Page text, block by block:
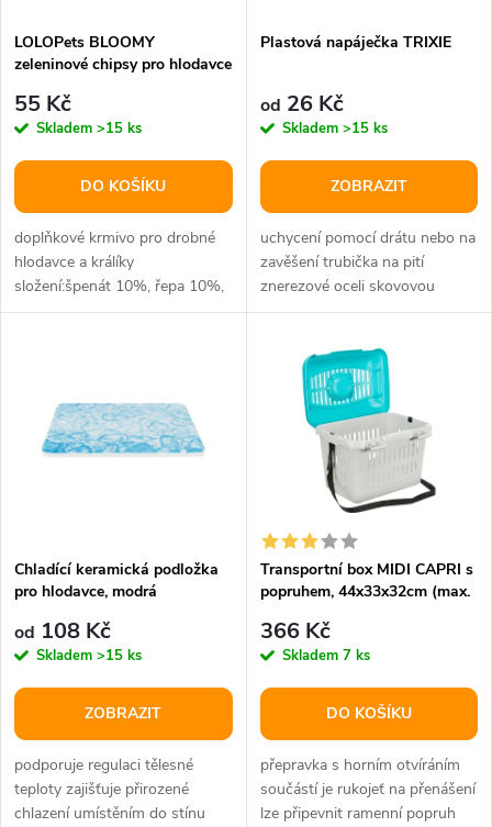
p
r
o
d
u
s
p
r
o
d
u
LOLOPets BLOOMY
zeleninové chipsy pro hlodavce
55 Kč
Skladem >15 ks
DO KOŠÍKU
doplňkové krmivo pro drobné
hlodavce a králíky
složení:špenát 10%, řepa 10%,
zelené fazolky 10%, řepa
Plastová napáječka TRIXIE
od 26 Kč
Skladem >15 ks
ZOBRAZIT
uchycení pomocí drátu nebo na
zavěšení trubička na pití
znerezové oceli skovovou
kuličkou barva: různá
Chladící keramická podložka
pro hlodavce, modrá
od 108 Kč
Skladem >15 ks
ZOBRAZIT
podporuje regulaci tělesné
teploty zajišťuje přirozené
chlazení umístěním do stínu
Transportní box MIDI CAPRI s
popruhem, 44x33x32cm (max.
366 Kč
Skladem 7 ks
DO KOŠÍKU
přepravka s horním otvíráním
součástí je rukojeť na přenášení
lze připevnit ramenní popruh